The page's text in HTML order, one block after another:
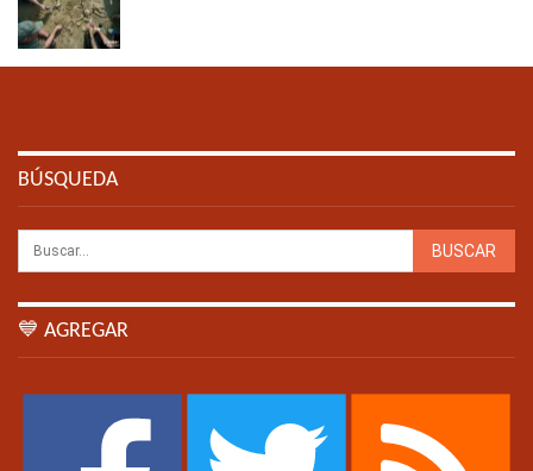
BÚSQUEDA
💙 AGREGAR